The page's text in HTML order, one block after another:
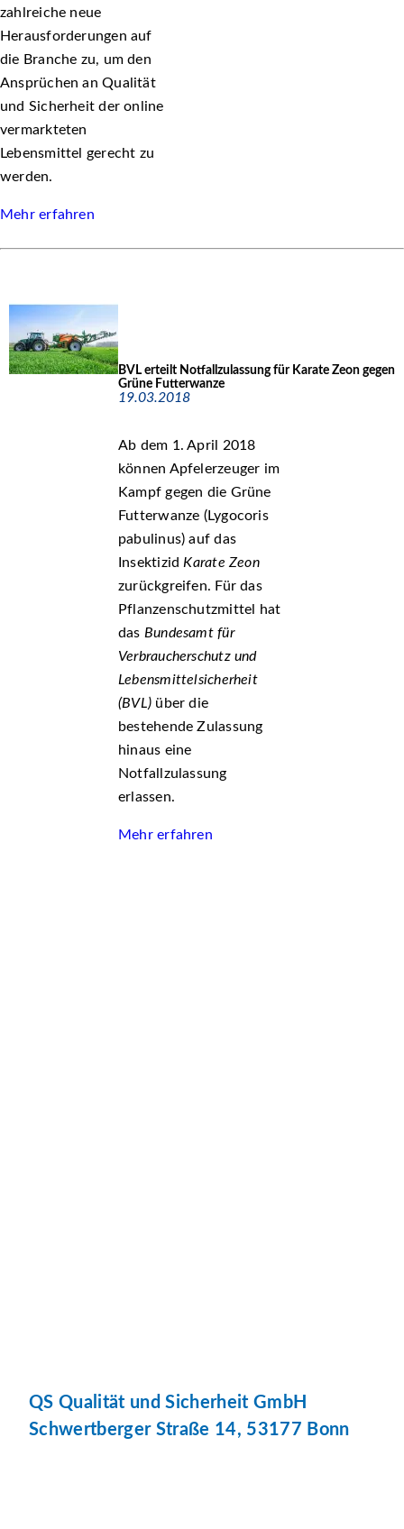
zahlreiche neue
Herausforderungen auf
die Branche zu, um den
Ansprüchen an Qualität
und Sicherheit der online
vermarkteten
Lebensmittel gerecht zu
werden.
Mehr erfahren
BVL erteilt Notfallzulassung für Karate Zeon gegen
Grüne Futterwanze
19.03.2018
Ab dem 1. April 2018
können Apfelerzeuger im
Kampf gegen die Grüne
Futterwanze (Lygocoris
pabulinus) auf das
Insektizid Karate Zeon
zurückgreifen. Für das
Pflanzenschutzmittel hat
das Bundesamt für
Verbraucherschutz und
Lebensmittelsicherheit
(BVL) über die
bestehende Zulassung
hinaus eine
Notfallzulassung
erlassen.
Mehr erfahren
QS Qualität und Sicherheit GmbH
Schwertberger Straße 14, 53177 Bonn